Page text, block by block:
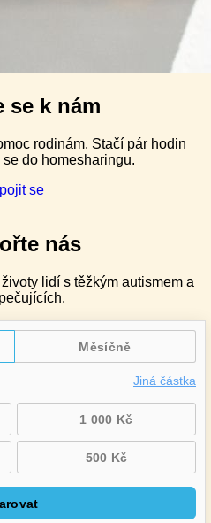
se k nám
rodinám. Stačí pár hodin
do homesharingu.
se
nás
lidí s těžkým autismem a